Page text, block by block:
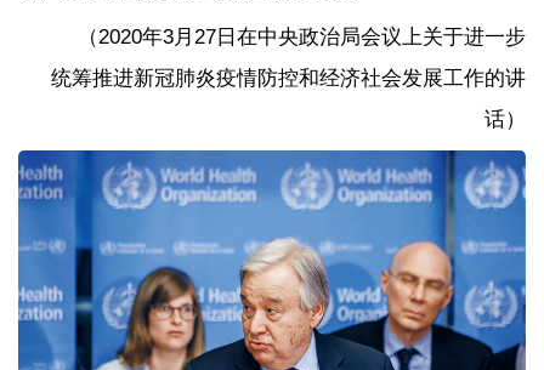
（2020年3月27日在中央政治局会议上关于进一步
统筹推进新冠肺炎疫情防控和经济社会发展工作的讲
话）